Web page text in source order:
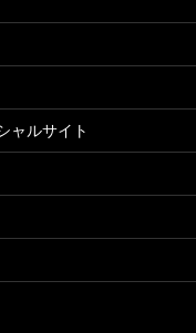
ャルサイト